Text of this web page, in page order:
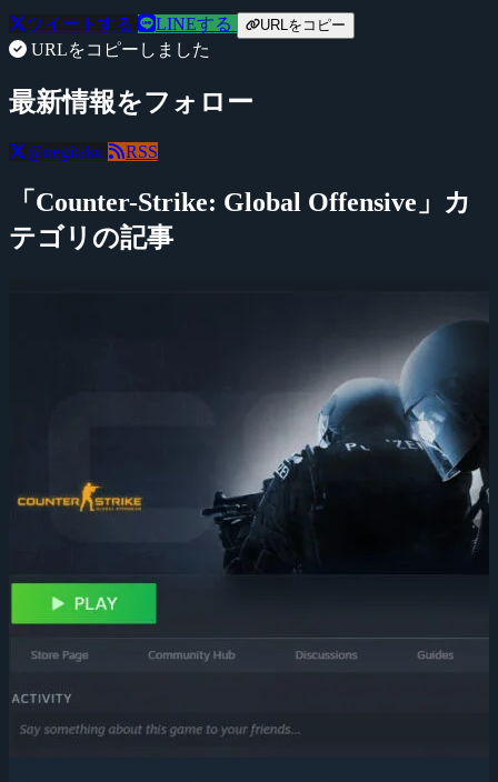
ツイートする LINEする URLをコピー
URLをコピーしました
最新情報をフォロー
@negitaku RSS
「Counter-Strike: Global Offensive」カ
テゴリの記事